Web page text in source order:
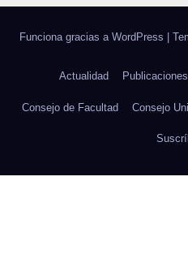
Funciona gracias a WordPress |
Actualidad Publicaciones
Consejo de Facultad Consejo